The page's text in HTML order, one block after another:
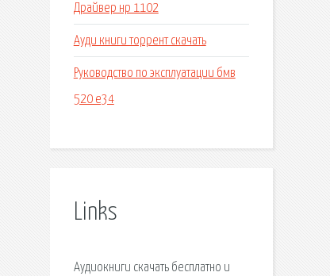
Драйвер нр 1102
Ауди книги торрент скачать
Руководство по эксплуатации бмв
520 е34
Links
Аудиокниги скачать бесплатно и